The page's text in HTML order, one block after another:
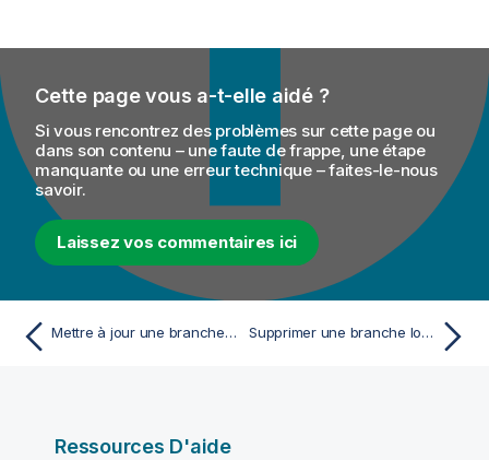
Cette page vous a-t-elle aidé ?
Si vous rencontrez des problèmes sur cette page ou
dans son contenu – une faute de frappe, une étape
manquante ou une erreur technique – faites-le-nous
savoir.
Laissez vos commentaires ici
Mettre à jour une branche locale Supprimer une branche locale
Ressources D'aide